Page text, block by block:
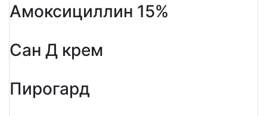
Амоксициллин 15%
Сан Д крем
Пирогард